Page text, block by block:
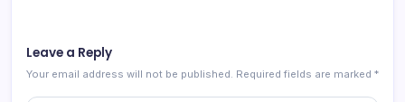
Leave a Reply
Your email address will not be published. Required fields are marked *